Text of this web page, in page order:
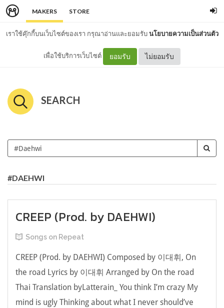
MAKERS STORE
เราใช้คุ๊กกี้บนเว็บไซต์ของเรา กรุณาอ่านและยอมรับนโยบายความเป็นส่วนตัว
เพื่อใช้บริการเว็บไซต์ ยอมรับ ไม่ยอมรับ
SEARCH
#DAEHWI
CREEP (Prod. by DAEHWI)
Songs on Repeat
CREEP (Prod. by DAEHWI) Composed by 이대휘, On
the road Lyrics by 이대휘 Arranged by On the road
Thai Translation byLatterain_ You think I’m crazy My
mind is ugly Thinking about what I never should’ve